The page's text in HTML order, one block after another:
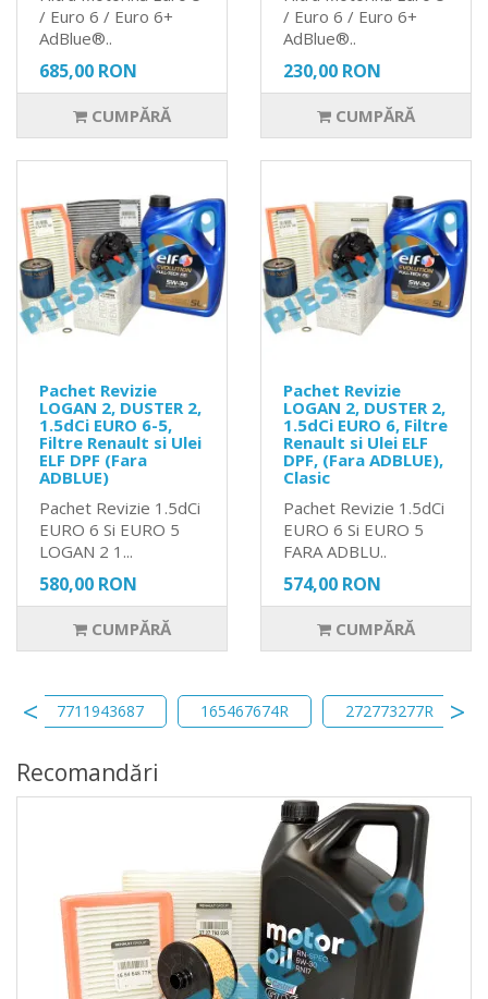
/ Euro 6 / Euro 6+
AdBlue®..
685,00 RON
CUMPĂRĂ
/ Euro 6 / Euro 6+
AdBlue®..
230,00 RON
CUMPĂRĂ
Pachet Revizie
LOGAN 2, DUSTER 2,
1.5dCi EURO 6-5,
Filtre Renault si Ulei
ELF DPF (Fara
ADBLUE)
Pachet Revizie 1.5dCi
EURO 6 Si EURO 5
LOGAN 2 1...
580,00 RON
CUMPĂRĂ
Pachet Revizie
LOGAN 2, DUSTER 2,
1.5dCi EURO 6, Filtre
Renault si Ulei ELF
DPF, (Fara ADBLUE),
Clasic
Pachet Revizie 1.5dCi
EURO 6 Si EURO 5
FARA ADBLU..
574,00 RON
CUMPĂRĂ
7711943687 165467674R 272773277R
Recomandări